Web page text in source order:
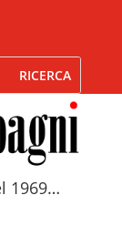
1969…